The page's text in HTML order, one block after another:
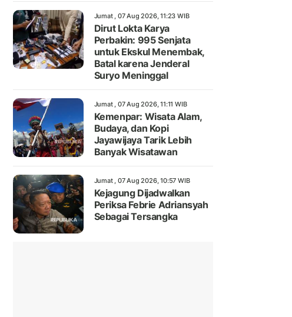
Jumat , 07 Aug 2026, 11:23 WIB
Dirut Lokta Karya
Perbakin: 995 Senjata
untuk Ekskul Menembak,
Batal karena Jenderal
Suryo Meninggal
Jumat , 07 Aug 2026, 11:11 WIB
Kemenpar: Wisata Alam,
Budaya, dan Kopi
Jayawijaya Tarik Lebih
Banyak Wisatawan
Jumat , 07 Aug 2026, 10:57 WIB
Kejagung Dijadwalkan
Periksa Febrie Adriansyah
Sebagai Tersangka